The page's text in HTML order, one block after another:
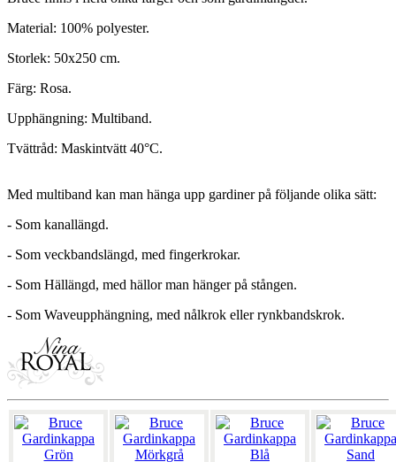
Material: 100% polyester.
Storlek: 50x250 cm.
Färg: Rosa.
Upphängning: Multiband.
Tvättråd: Maskintvätt 40°C.
Med multiband kan man hänga upp gardiner på följande olika sätt:
- Som kanallängd.
- Som veckbandslängd, med fingerkrokar.
- Som Hällängd, med hällor man hänger på stången.
- Som Waveupphängning, med nålkrok eller rynkbandskrok.